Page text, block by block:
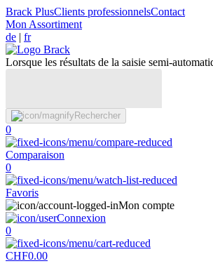
Brack PlusClients professionnelsContact
Mon Assortiment
de | fr
Lorsque les résultats de la saisie semi-
Rechercher
0
Comparaison
0
Favoris
Mon compte
Connexion
0
CHF0.00